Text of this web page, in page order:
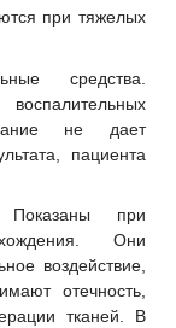
при тяжелых
средства.
не дает
пациента
при
Они
воздействие,
отечность,
тканей. В